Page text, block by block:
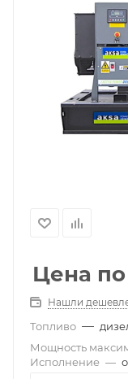
Цена
Нашли
Топливо —
Мощность
Исполнение —